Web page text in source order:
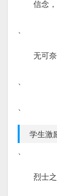
信念
、
无可
、
、
学生激
、
烈士